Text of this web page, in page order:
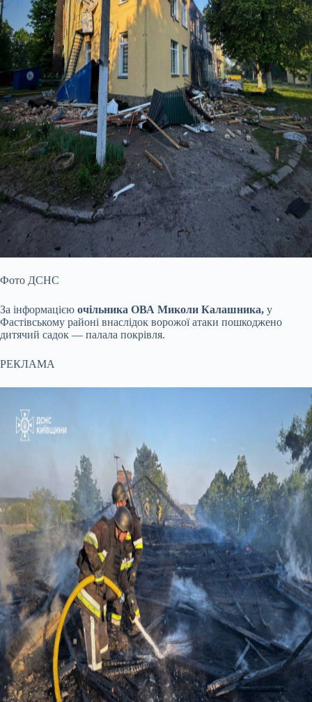
Фото ДСНС
За інформацією очільника ОВА Миколи Калашника, у
Фастівському районі внаслідок ворожої атаки пошкоджено
дитячий садок — палала покрівля.
РЕКЛАМА